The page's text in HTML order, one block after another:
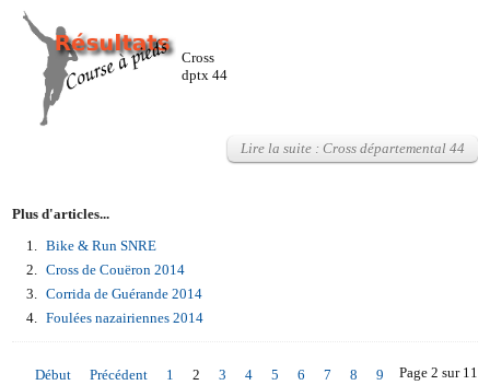
Cross
dptx 44
Lire la suite : Cross départemental 44
Plus d'articles...
Bike & Run SNRE
Cross de Couëron 2014
Corrida de Guérande 2014
Foulées nazairiennes 2014
Page 2 sur 11
Début Précédent 1 2 3 4 5 6 7 8 9